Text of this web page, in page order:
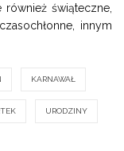
świąteczne,
innym
KARNAWAŁ
URODZINY